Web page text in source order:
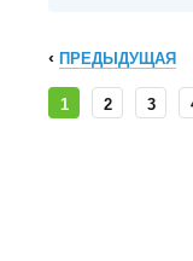
ПРЕДЫДУЩАЯ
1 2 3